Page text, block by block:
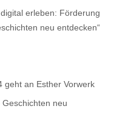
erleben: Förderung
neu entdecken“
geht an Esther Vorwerk
neu